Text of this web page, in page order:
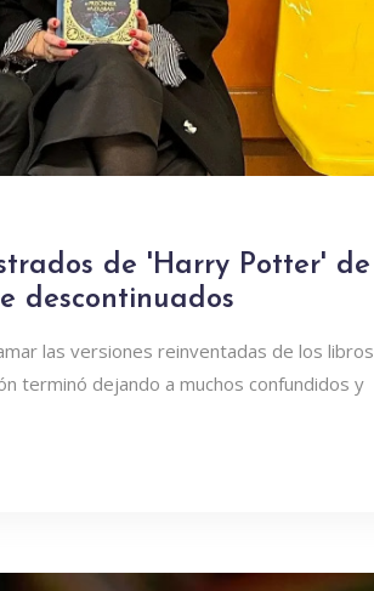
de 'Harry Potter' de
descontinuados
las versiones reinventadas de los libros
terminó dejando a muchos confundidos y